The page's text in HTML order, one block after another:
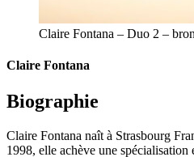
Claire Fontana – Duo 2 –
Claire Fontana
Biographie
Claire Fontana naît à Strasbourg
1998, elle achève une